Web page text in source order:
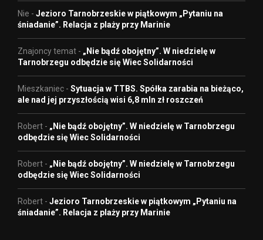
Nie - Jezioro Tarnobrzeskie w piątkowym „Pytaniu na
śniadanie”. Relacja z plaży przy Marinie
Znajoncy temat - „Nie bądź obojętny”. W niedzielę w
Tarnobrzegu odbędzie się Wiec Solidarności
Mieszkaniec - Sytuacja w TTBS. Spółka zarabia na bieżąco,
ale nad jej przyszłością wisi 6,8 mln zł roszczeń
Robert - „Nie bądź obojętny”. W niedzielę w Tarnobrzegu
odbędzie się Wiec Solidarności
Robert - „Nie bądź obojętny”. W niedzielę w Tarnobrzegu
odbędzie się Wiec Solidarności
Robert - Jezioro Tarnobrzeskie w piątkowym „Pytaniu na
śniadanie”. Relacja z plaży przy Marinie